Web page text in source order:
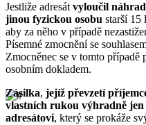
Jestliže adresát vyloučil
jinou fyzickou osobu starší 15
aby za něho v případě
Písemné zmocnění se
Zmocněnec se v tomto
osobním dokladem.
Zásilka, jejíž převzetí
vlastních rukou výhradně jen
adresátovi, který se prokáže